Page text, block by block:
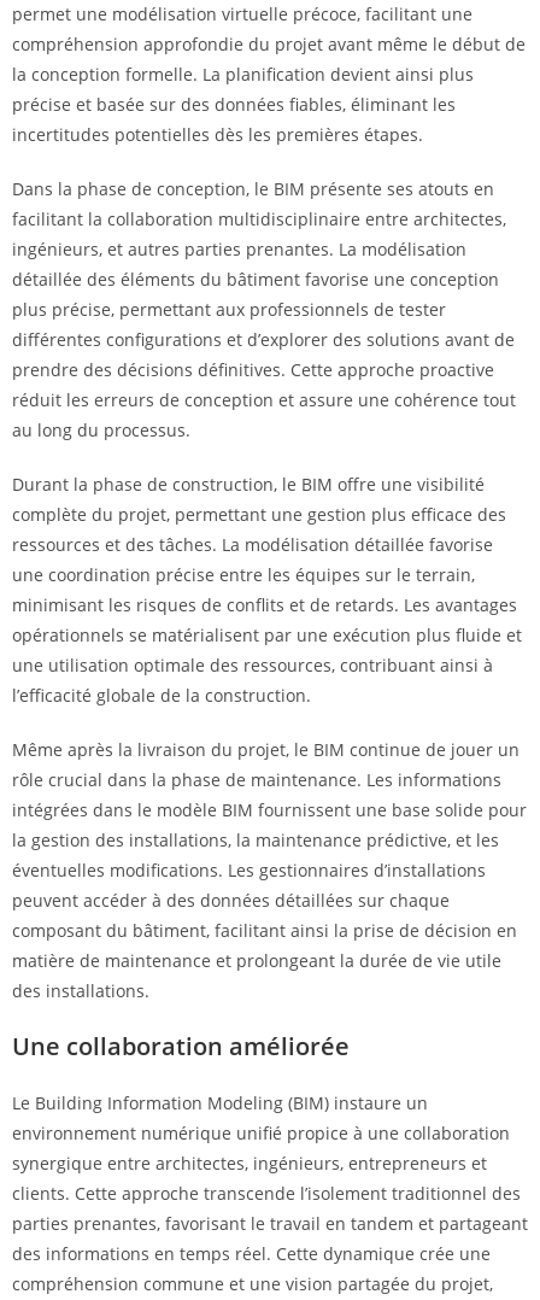
permet une modélisation virtuelle précoce, facilitant une
compréhension approfondie du projet avant même le début de
la conception formelle. La planification devient ainsi plus
précise et basée sur des données fiables, éliminant les
incertitudes potentielles dès les premières étapes.
Dans la phase de conception, le BIM présente ses atouts en
facilitant la collaboration multidisciplinaire entre architectes,
ingénieurs, et autres parties prenantes. La modélisation
détaillée des éléments du bâtiment favorise une conception
plus précise, permettant aux professionnels de tester
différentes configurations et d’explorer des solutions avant de
prendre des décisions définitives. Cette approche proactive
réduit les erreurs de conception et assure une cohérence tout
au long du processus.
Durant la phase de construction, le BIM offre une visibilité
complète du projet, permettant une gestion plus efficace des
ressources et des tâches. La modélisation détaillée favorise
une coordination précise entre les équipes sur le terrain,
minimisant les risques de conflits et de retards. Les avantages
opérationnels se matérialisent par une exécution plus fluide et
une utilisation optimale des ressources, contribuant ainsi à
l’efficacité globale de la construction.
Même après la livraison du projet, le BIM continue de jouer un
rôle crucial dans la phase de maintenance. Les informations
intégrées dans le modèle BIM fournissent une base solide pour
la gestion des installations, la maintenance prédictive, et les
éventuelles modifications. Les gestionnaires d’installations
peuvent accéder à des données détaillées sur chaque
composant du bâtiment, facilitant ainsi la prise de décision en
matière de maintenance et prolongeant la durée de vie utile
des installations.
Une collaboration améliorée
Le Building Information Modeling (BIM) instaure un
environnement numérique unifié propice à une collaboration
synergique entre architectes, ingénieurs, entrepreneurs et
clients. Cette approche transcende l’isolement traditionnel des
parties prenantes, favorisant le travail en tandem et partageant
des informations en temps réel. Cette dynamique crée une
compréhension commune et une vision partagée du projet,